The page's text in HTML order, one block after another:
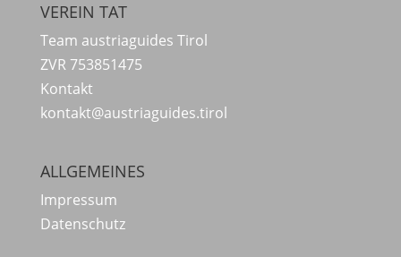
VEREIN TAT
Team austriaguides Tirol
ZVR 753851475
Kontakt
kontakt@austriaguides.tirol
ALLGEMEINES
Impressum
Datenschutz